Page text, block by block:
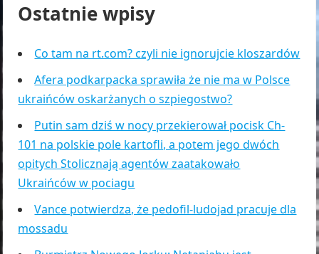
Ostatnie wpisy
Co tam na rt.com? czyli nie ignorujcie kloszardów
Afera podkarpacka sprawiła że nie ma w Polsce
ukraińców oskarżanych o szpiegostwo?
Putin sam dziś w nocy przekierował pocisk Ch-
101 na polskie pole kartofli, a potem jego dwóch
opitych Stolicznają agentów zaatakowało
Ukraińców w pociagu
Vance potwierdza, że pedofil-ludojad pracuje dla
mossadu